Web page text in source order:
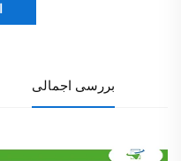
بررسی اجمالی